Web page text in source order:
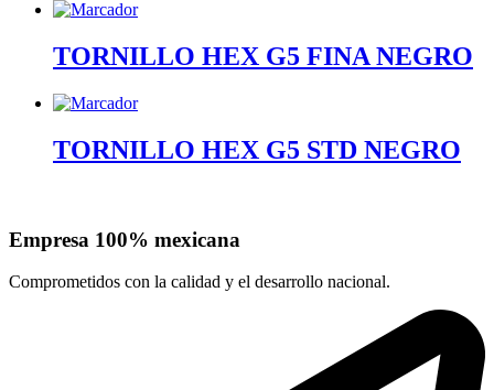
TORNILLO HEX G5 FINA NEGRO
TORNILLO HEX G5 STD NEGRO
Empresa 100% mexicana
Comprometidos con la calidad y el desarrollo nacional.